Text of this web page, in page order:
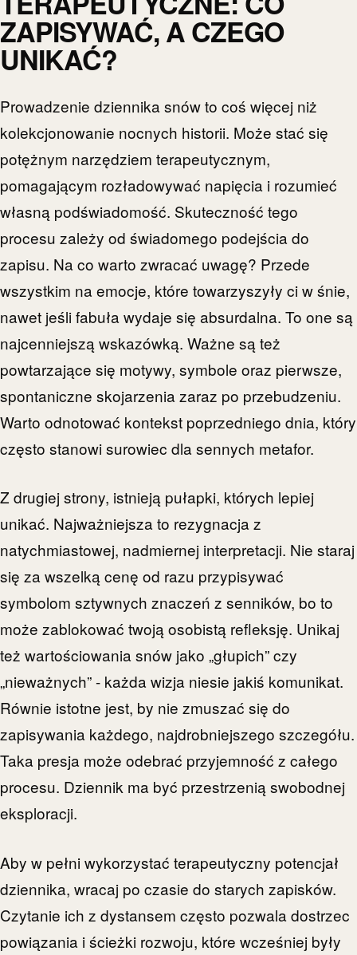
ZAPISYWAĆ, A CZEGO
UNIKAĆ?
Prowadzenie dziennika snów to coś więcej niż
kolekcjonowanie nocnych historii. Może stać się
potężnym narzędziem terapeutycznym,
pomagającym rozładowywać napięcia i rozumieć
własną podświadomość. Skuteczność tego
procesu zależy od świadomego podejścia do
zapisu. Na co warto zwracać uwagę? Przede
wszystkim na emocje, które towarzyszyły ci w śnie,
nawet jeśli fabuła wydaje się absurdalna. To one są
najcenniejszą wskazówką. Ważne są też
powtarzające się motywy, symbole oraz pierwsze,
spontaniczne skojarzenia zaraz po przebudzeniu.
Warto odnotować kontekst poprzedniego dnia, który
często stanowi surowiec dla sennych metafor.
Z drugiej strony, istnieją pułapki, których lepiej
unikać. Najważniejsza to rezygnacja z
natychmiastowej, nadmiernej interpretacji. Nie staraj
się za wszelką cenę od razu przypisywać
symbolom sztywnych znaczeń z senników, bo to
może zablokować twoją osobistą refleksję. Unikaj
też wartościowania snów jako „głupich” czy
„nieważnych” - każda wizja niesie jakiś komunikat.
Równie istotne jest, by nie zmuszać się do
zapisywania każdego, najdrobniejszego szczegółu.
Taka presja może odebrać przyjemność z całego
procesu. Dziennik ma być przestrzenią swobodnej
eksploracji.
Aby w pełni wykorzystać terapeutyczny potencjał
dziennika, wracaj po czasie do starych zapisków.
Czytanie ich z dystansem często pozwala dostrzec
powiązania i ścieżki rozwoju, które wcześniej były